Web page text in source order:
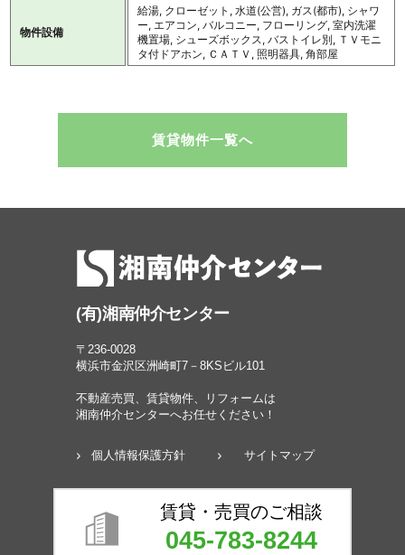
物件設備
給湯, クローゼット, 水道(公営), ガス(都市), シャワ
ー, エアコン, バルコニー, フローリング, 室内洗濯
機置場, シューズボックス, バストイレ別, ＴＶモニ
タ付ドアホン, ＣＡＴＶ, 照明器具, 角部屋
賃貸物件一覧へ
(有)湘南仲介センター
〒236-0028
横浜市金沢区洲崎町7－8KSビル101
不動産売買、賃貸物件、リフォームは
湘南仲介センターへお任せください！
個人情報保護方針 サイトマップ
賃貸・売買のご相談
045-783-8244